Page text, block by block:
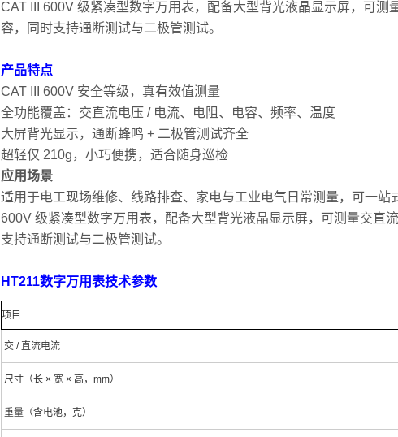
CAT III 600V 级紧凑型数字万用表，配备大型背光液晶显示屏，可
容，同时支持通断测试与二极管测试。
产品特点
CAT III 600V 安全等级，真有效值测量
全功能覆盖：交直流电压 / 电流、电阻、电容、频率、温度
大屏背光显示，通断蜂鸣 + 二极管测试齐全
超轻仅 210g，小巧便携，适合随身巡检
应用场景
适用于电工现场维修、线路排查、家电与工业电气日常测量，可一
600V 级紧凑型数字万用表，配备大型背光液晶显示屏，可测量交直
支持通断测试与二极管测试。
HT211数字万用表技术参数
项目
交 / 直流电流
尺寸（长 × 宽 × 高，mm）
重量（含电池，克）